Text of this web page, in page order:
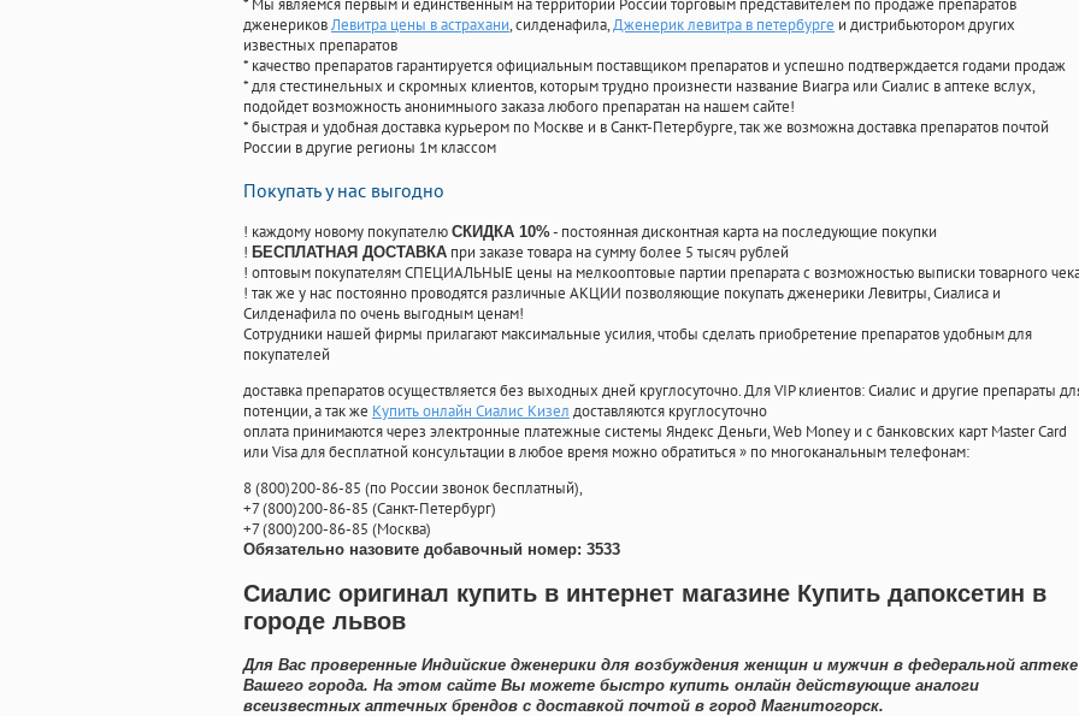
* Мы являемся первым и единственным на территории России торговым представителем по продаже препаратов
дженериковЛевитра цены в астрахани, силденафила,Дженерик левитра в петербурге и дистрибьютором других
известных препаратов
* качество препаратов гарантируется официальным поставщиком препаратов и успешно подтверждается годами продаж
* для стестинельных и скромных клиентов, которым трудно произнести название Виагра или Сиалис в аптеке вслух,
подойдет возможность анонимныого заказа любого препаратан на нашем сайте!
* быстрая и удобная доставка курьером по Москве и в Санкт-Петербурге, так же возможна доставка препаратов почтой
России в другие регионы 1м классом
Покупать у нас выгодно
! каждому новому покупателю СКИДКА 10%- постоянная дисконтная карта на последующие покупки
! БЕСПЛАТНАЯ ДОСТАВКА при заказе товара на сумму более 5 тысяч рублей
! оптовым покупателям СПЕЦИАЛЬНЫЕ цены на мелкооптовые партии препарата с возможностью выписки товарного
! так же у нас постоянно проводятся различные АКЦИИ позволяющие покупать дженерики Левитры, Сиалиса и
Силденафила по очень выгодным ценам!
Cотрудники нашей фирмы прилагают максимальные усилия, чтобы сделать приобретение препаратов удобным для
покупателей
доставка препаратов осуществляется без выходных дней круглосуточно. Для VIP клиентов: Сиалис и другие препараты
потенции, а так же Купить онлайн Сиалис Кизел доставляются круглосуточно
оплата принимаются через электронные платежные системы Яндекс Деньги, Web Money и с банковских карт Master Card
или Visa для бесплатной консультации в любое время можно обратиться» по многоканальным телефонам:
8(800)200-86-85 (по России звонок бесплатный),
+7(800)200-86-85 (Санкт-Петербург)
+7(800)200-86-85 (Москва)
Обязательно назовите добавочный номер: 3533
Сиалис оригинал купить в интернет магазине Купить дапоксетин в
городе львов
Для Вас проверенные Индийские дженерики для возбуждения женщин и мужчин в федеральной аптеке
Вашего города. На этом сайте Вы можете быстро купить онлайн действующие аналоги
всеизвестных аптечных брендов с доставкой почтой в город Магнитогорск.